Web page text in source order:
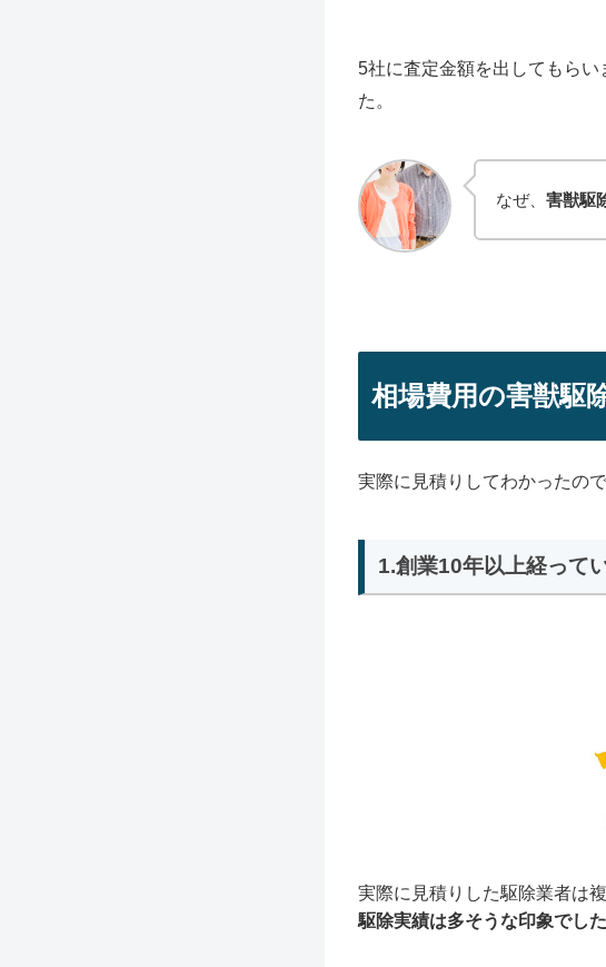
5社に査定金額を出してもらい
た。
なぜ、害獣駆
相場費用の害獣駆
実際に見積りしてわかったので
1.創業10年以上経って
実際に見積りした駆除業者は
駆除実績は多そうな印象でした